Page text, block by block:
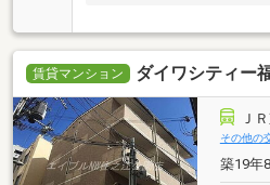
賃貸マンション ダイワシティー
Ｊ
その他の
築19年